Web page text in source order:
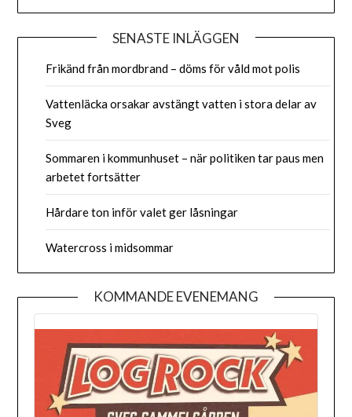
SENASTE INLÄGGEN
Frikänd från mordbrand – döms för våld mot polis
Vattenläcka orsakar avstängt vatten i stora delar av
Sveg
Sommaren i kommunhuset – när politiken tar paus men
arbetet fortsätter
Hårdare ton inför valet ger låsningar
Watercross i midsommar
KOMMANDE EVENEMANG